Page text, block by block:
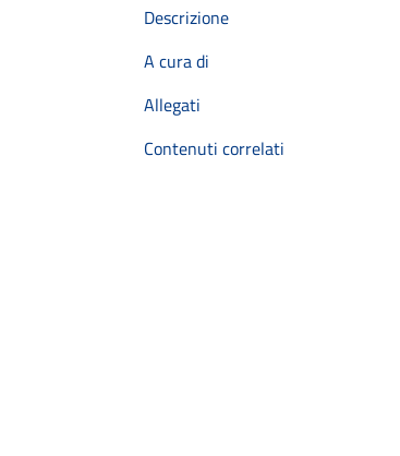
Descrizione
A cura di
Allegati
Contenuti correlati